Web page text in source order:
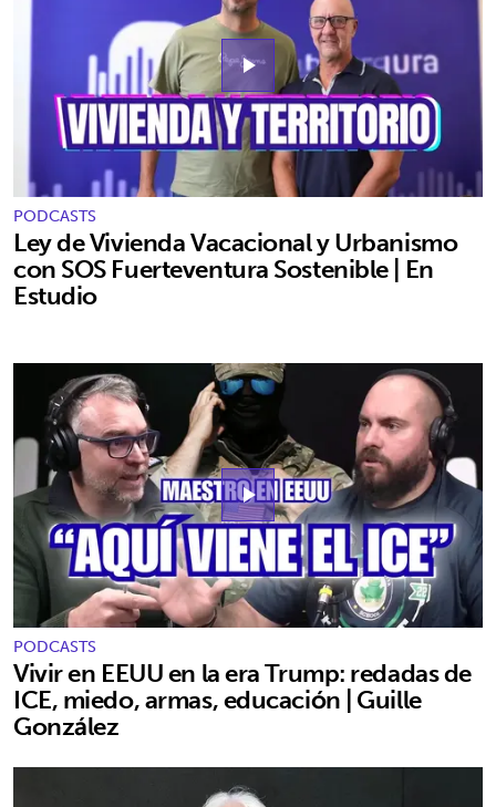
play_arrow
PODCASTS
Ley de Vivienda Vacacional y Urbanismo
con SOS Fuerteventura Sostenible | En
Estudio
play_arrow
PODCASTS
Vivir en EEUU en la era Trump: redadas de
ICE, miedo, armas, educación | Guille
González